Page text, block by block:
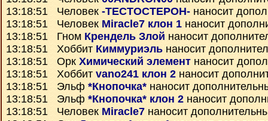
13:18:51 Человек -ТЕСТОСТЕРОН- наносит
13:18:51 Человек Miracle7 клон 1 наносит
13:18:51 Гном Крендель Злой наносит
13:18:51 Хоббит Киммуриэль наносит
13:18:51 Орк Химический элемент наносит
13:18:51 Хоббит vano241 клон 2 наносит
13:18:51 Эльф *Кнопочка* наносит
13:18:51 Эльф *Кнопочка* клон 2 наносит
13:18:51 Человек Miracle7 наносит